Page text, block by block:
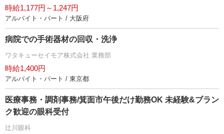
時給1,177円～1,247円
アルバイト・パート / 大阪府
病院での手術器材の回収・洗浄
ワタキューセイモア株式会社 業務部
時給1,400円
アルバイト・パート / 東京都
医療事務・調剤事務/箕面市午後だけ勤務OK 未経験&ブラン
ク歓迎の眼科受付
辻川眼科